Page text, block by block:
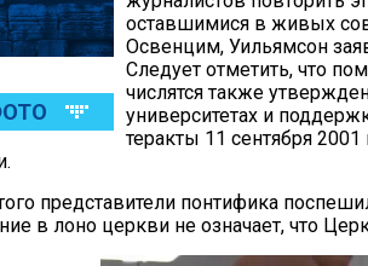
оставшимися в живых
Освенцим, Уильямсон
Следует отметить, что
числятся также
университетах и
теракты 11 сентября
представители понтифика
в лоно церкви не означает, что